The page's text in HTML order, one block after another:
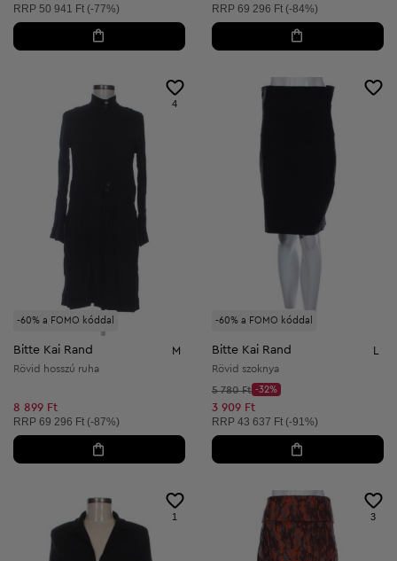
Ajánlott ár:
RRP 50 941 Ft (-77%) Ajánlott ár:
RRP 69 296 Ft (-84%)
-60% a FOMO kóddal
4
Bitte Kai Rand M
Rövid hosszú ruha
8 899 Ft
Ajánlott ár:
RRP 69 296 Ft (-87%)
-60% a FOMO kóddal
Bitte Kai Rand L
Rövid szoknya
Kezdő ár:
5 780 Ft
Discount Price:
-32%
Csökkentett ár:
3 909 Ft
Ajánlott ár:
RRP 43 637 Ft (-91%)
1 3